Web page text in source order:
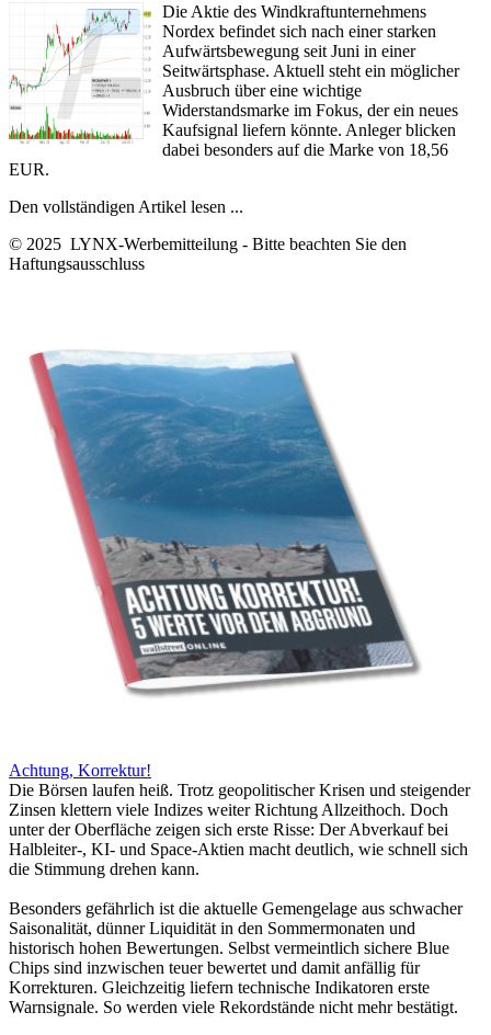
Die Aktie des Windkraftunternehmens
Nordex befindet sich nach einer starken
Aufwärtsbewegung seit Juni in einer
Seitwärtsphase. Aktuell steht ein möglicher
Ausbruch über eine wichtige
Widerstandsmarke im Fokus, der ein neues
Kaufsignal liefern könnte. Anleger blicken
dabei besonders auf die Marke von 18,56
EUR.
Den vollständigen Artikel lesen ...
© 2025 LYNX-Werbemitteilung - Bitte beachten Sie den
Haftungsausschluss
Achtung, Korrektur!
Die Börsen laufen heiß. Trotz geopolitischer Krisen und steigender
Zinsen klettern viele Indizes weiter Richtung Allzeithoch. Doch
unter der Oberfläche zeigen sich erste Risse: Der Abverkauf bei
Halbleiter-, KI- und Space-Aktien macht deutlich, wie schnell sich
die Stimmung drehen kann.
Besonders gefährlich ist die aktuelle Gemengelage aus schwacher
Saisonalität, dünner Liquidität in den Sommermonaten und
historisch hohen Bewertungen. Selbst vermeintlich sichere Blue
Chips sind inzwischen teuer bewertet und damit anfällig für
Korrekturen. Gleichzeitig liefern technische Indikatoren erste
Warnsignale. So werden viele Rekordstände nicht mehr bestätigt.